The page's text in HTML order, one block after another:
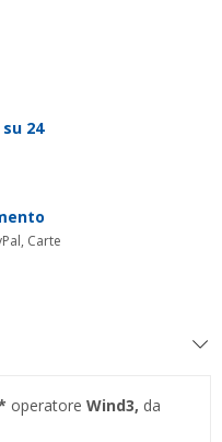
24
Carte
operatore Wind3, da